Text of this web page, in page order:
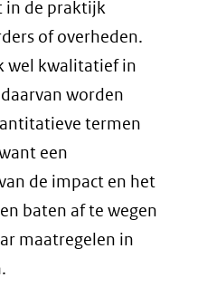
in de praktijk
of overheden.
wel kwalitatief in
worden
termen
een
de impact en het
baten af te wegen
maatregelen in